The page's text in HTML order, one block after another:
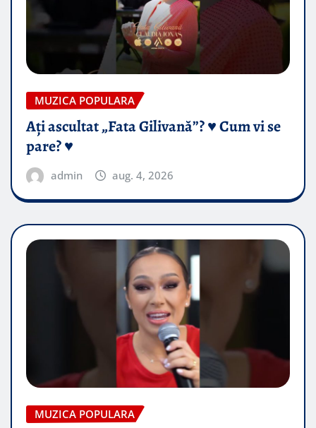
MUZICA POPULARA
Ați ascultat „Fata Gilivană”? ♥️ Cum vi se
pare? ♥️
admin aug. 4, 2026
MUZICA POPULARA